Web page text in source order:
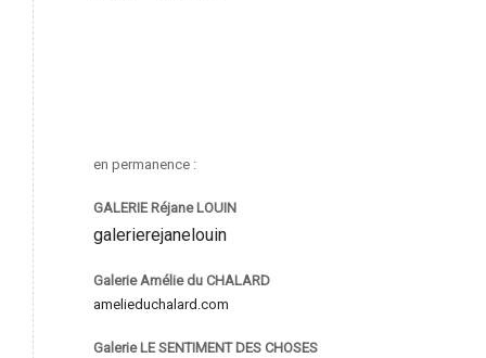
en permanence :
GALERIE Réjane LOUIN
galerierejanelouin
Galerie Amélie du CHALARD
amelieduchalard.com
Galerie LE SENTIMENT DES CHOSES